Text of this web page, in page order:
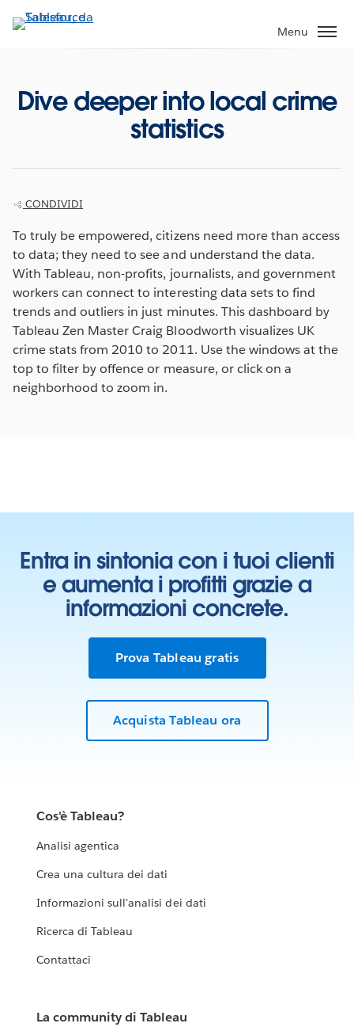
Passa
Menu
Dive deeper into local crime
statistics
CONDIVIDI
To truly be empowered, citizens need more than access
to data; they need to see and understand the data.
With Tableau, non-profits, journalists, and government
workers can connect to interesting data sets to find
trends and outliers in just minutes. This dashboard by
Tableau Zen Master Craig Bloodworth visualizes UK
crime stats from 2010 to 2011. Use the windows at the
top to filter by offence or measure, or click on a
neighborhood to zoom in.
Entra in sintonia con i tuoi clienti
e aumenta i profitti grazie a
informazioni concrete.
Prova Tableau gratis
Acquista Tableau ora
Cos'è Tableau?
Analisi agentica
Crea una cultura dei dati
Informazioni sull'analisi dei dati
Ricerca di Tableau
Contattaci
La community di Tableau